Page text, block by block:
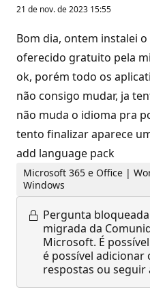
21 de nov. de 2023 15:55
Bom dia, ontem instalei
oferecido gratuito pela
ok, porém todo os
não consigo mudar, ja
não muda o idioma pra
tento finalizar aparece
add language pack
Microsoft 365 e Office |
Windows
Pergunta
migrada da
Microsoft. É
é possível
respostas ou seguir